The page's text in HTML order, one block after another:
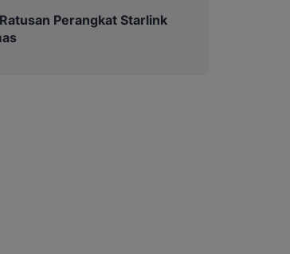
Perangkat Starlink